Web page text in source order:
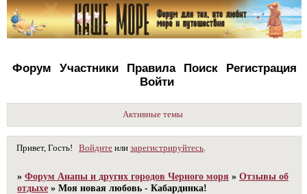
Форум Участники Правила Поиск
Регистрация
Войти
Активные темы
Привет, Гость! Войдите илизарегистрируйтесь
»Форум Анапы и других городов Черного моря »Отзывы об
отдыхе »Моя новая любовь - Кабардинка!